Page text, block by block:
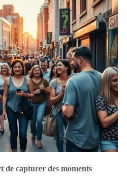
de capturer des moments